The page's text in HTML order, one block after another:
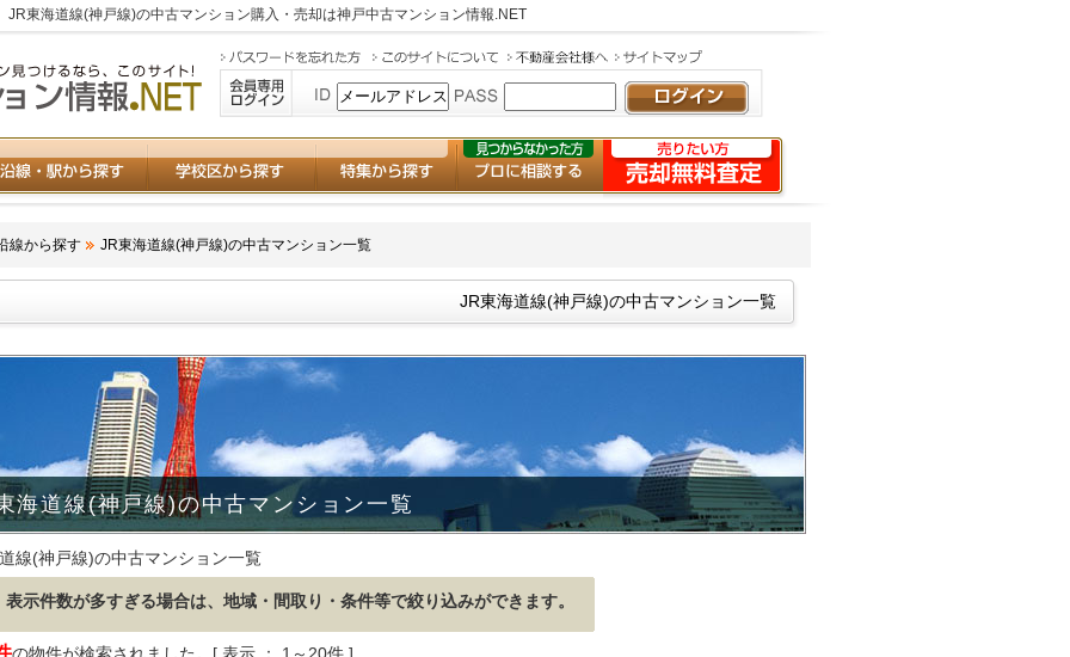
JR東海道線(神戸線)の中古マンション購入・売却は神戸中古マンション情報.NET
線から探す JR東海道線(神戸線)の中古マンション一覧
JR東海道線(神戸線)の中古マンション一覧
海道線(神戸線)の中古マンション一覧
線(神戸線)の中古マンション一覧
表示件数が多すぎる場合は、地域・間取り・条件等で絞り込みができます。